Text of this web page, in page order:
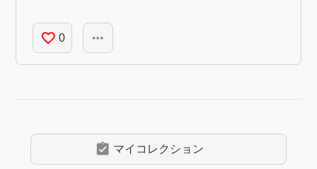
favorite_border 0 more_horiz
assignment_turned_in マイコレクション